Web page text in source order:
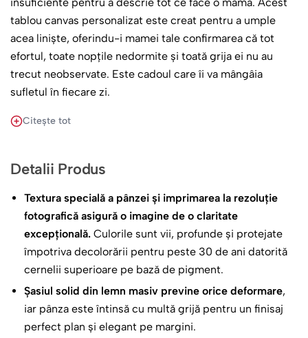
tablou canvas personalizat este creat pentru a umple
acea liniște, oferindu-i mamei tale confirmarea că tot
efortul, toate nopțile nedormite și toată grija ei nu au
trecut neobservate. Este cadoul care îi va mângâia
sufletul în fiecare zi.
O Grădină de Emoții și Culoare
primăvara în orice încăpere:
Inima Voastră: Punctul central este o ramă în formă de
inimă care încadrează fotografia voastră preferată.
Poate fi o amintire recentă, un moment de
complicitate mamă-fiică/fiu, sau o poză nostalgică din
copilărie.
Simbolism Floral: Fundalul roz pudrat este decorat cu
flori delicate de acuarelă în nuanțe de piersică, galben
și alb, sugerând blândețe, natură și frumusețe
Citește tot
Detalii Produs
Textura specială a pânzei și imprimarea la rezoluție
fotografică asigură o imagine de o claritate
excepțională. Culorile sunt vii, profunde și protejate
împotriva decolorării pentru peste 30 de ani datorită
cernelii superioare pe bază de pigment.
Șasiul solid din lemn masiv previne orice deformare,
iar pânza este întinsă cu multă grijă pentru un finisaj
perfect plan și elegant pe margini.